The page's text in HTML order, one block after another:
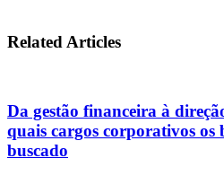
Related Articles
Da gestão financeira à
quais cargos corporativos os
buscado